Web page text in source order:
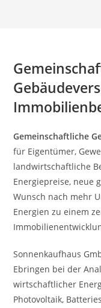
Gemeinschaftliche
für Eigentümer,
landwirtschaftliche
Energiepreise, neue
Wunsch nach mehr
Energien zu einem
Sonnenkaufhaus
Ebringen bei der
wirtschaftlicher
Photovoltaik,